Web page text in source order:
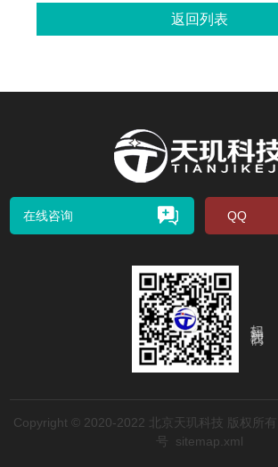
返回列表
在线咨询 QQ
Copyright © 2020-2022 北京天玑科技 版权所有
号
sitemap.xml